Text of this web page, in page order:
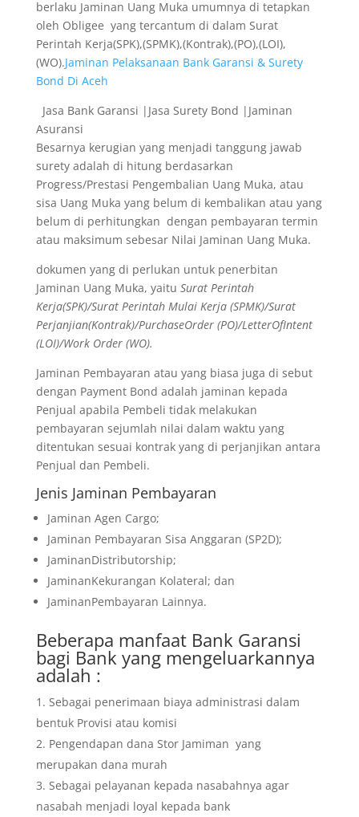
berlaku Jaminan Uang Muka umumnya di tetapkan
oleh Obligee yang tercantum di dalam Surat
Perintah Kerja(SPK),(SPMK),(Kontrak),(PO),(LOI),
(WO).Jaminan Pelaksanaan Bank Garansi & Surety
Bond Di Aceh
Jasa Bank Garansi |Jasa Surety Bond |Jaminan
Asuransi
Besarnya kerugian yang menjadi tanggung jawab
surety adalah di hitung berdasarkan
Progress/Prestasi Pengembalian Uang Muka, atau
sisa Uang Muka yang belum di kembalikan atau yang
belum di perhitungkan dengan pembayaran termin
atau maksimum sebesar Nilai Jaminan Uang Muka.
dokumen yang di perlukan untuk penerbitan
Jaminan Uang Muka, yaitu Surat Perintah
Kerja(SPK)/Surat Perintah Mulai Kerja (SPMK)/Surat
Perjanjian(Kontrak)/PurchaseOrder (PO)/LetterOfIntent
(LOI)/Work Order (WO).
Jaminan Pembayaran atau yang biasa juga di sebut
dengan Payment Bond adalah jaminan kepada
Penjual apabila Pembeli tidak melakukan
pembayaran sejumlah nilai dalam waktu yang
ditentukan sesuai kontrak yang di perjanjikan antara
Penjual dan Pembeli.
Jenis Jaminan Pembayaran
Jaminan Agen Cargo;
Jaminan Pembayaran Sisa Anggaran (SP2D);
JaminanDistributorship;
JaminanKekurangan Kolateral; dan
JaminanPembayaran Lainnya.
Beberapa manfaat Bank Garansi
bagi Bank yang mengeluarkannya
adalah :
Sebagai penerimaan biaya administrasi dalam
bentuk Provisi atau komisi
Pengendapan dana Stor Jamiman yang
merupakan dana murah
Sebagai pelayanan kepada nasabahnya agar
nasabah menjadi loyal kepada bank